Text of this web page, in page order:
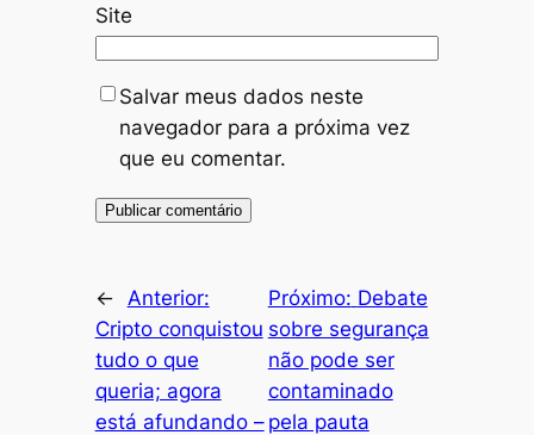
Site
Salvar meus dados neste
navegador para a próxima vez
que eu comentar.
←
Anterior:
Cripto conquistou
tudo o que
queria; agora
está afundando –
Próximo: Debate
sobre segurança
não pode ser
contaminado
pela pauta